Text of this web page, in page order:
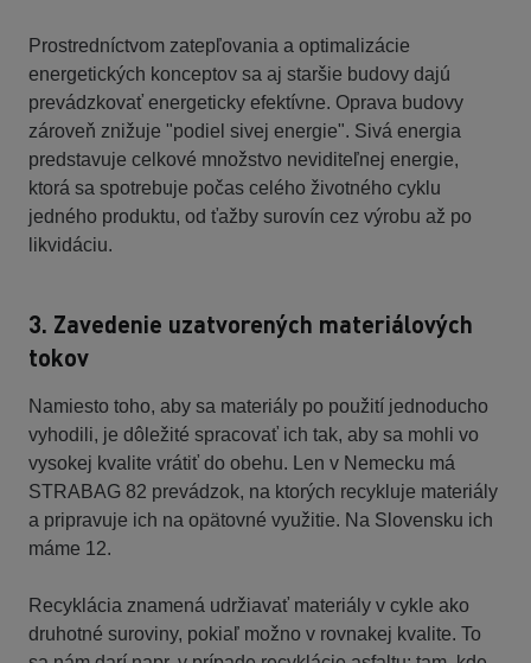
Prostredníctvom zatepľovania a optimalizácie
energetických konceptov sa aj staršie budovy dajú
prevádzkovať energeticky efektívne. Oprava budovy
zároveň znižuje "podiel sivej energie". Sivá energia
predstavuje celkové množstvo neviditeľnej energie,
ktorá sa spotrebuje počas celého životného cyklu
jedného produktu, od ťažby surovín cez výrobu až po
likvidáciu.
3. Zavedenie uzatvorených materiálových
tokov
Namiesto toho, aby sa materiály po použití jednoducho
vyhodili, je dôležité spracovať ich tak, aby sa mohli vo
vysokej kvalite vrátiť do obehu. Len v Nemecku má
STRABAG 82 prevádzok, na ktorých recykluje materiály
a pripravuje ich na opätovné využitie. Na Slovensku ich
máme 12.
Recyklácia znamená udržiavať materiály v cykle ako
druhotné suroviny, pokiaľ možno v rovnakej kvalite. To